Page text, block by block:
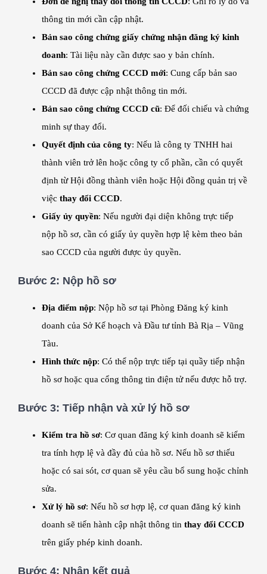
thông tin mới cần cập nhật.
Bản sao công chứng giấy chứng nhận đăng ký kinh
doanh: Tài liệu này cần được sao y bản chính.
Bản sao công chứng CCCD mới: Cung cấp bản sao
CCCD đã được cập nhật thông tin mới.
Bản sao công chứng CCCD cũ: Để đối chiếu và chứng
minh sự thay đổi.
Quyết định của công ty: Nếu là công ty TNHH hai
thành viên trở lên hoặc công ty cổ phần, cần có quyết
định từ Hội đồng thành viên hoặc Hội đồng quản trị về
việc thay đổi CCCD.
Giấy ủy quyền: Nếu người đại diện không trực tiếp
nộp hồ sơ, cần có giấy ủy quyền hợp lệ kèm theo bản
sao CCCD của người được ủy quyền.
Bước 2: Nộp hồ sơ
Địa điểm nộp: Nộp hồ sơ tại Phòng Đăng ký kinh
doanh của Sở Kế hoạch và Đầu tư tỉnh Bà Rịa – Vũng
Tàu.
Hình thức nộp: Có thể nộp trực tiếp tại quầy tiếp nhận
hồ sơ hoặc qua cổng thông tin điện tử nếu được hỗ trợ.
Bước 3: Tiếp nhận và xử lý hồ sơ
Kiểm tra hồ sơ: Cơ quan đăng ký kinh doanh sẽ kiểm
tra tính hợp lệ và đầy đủ của hồ sơ. Nếu hồ sơ thiếu
hoặc có sai sót, cơ quan sẽ yêu cầu bổ sung hoặc chỉnh
sửa.
Xử lý hồ sơ: Nếu hồ sơ hợp lệ, cơ quan đăng ký kinh
doanh sẽ tiến hành cập nhật thông tin thay đổi CCCD
trên giấy phép kinh doanh.
Bước 4: Nhận kết quả